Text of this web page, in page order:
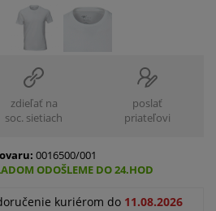
zdieľať na
soc. sietiach
poslať
priateľovi
0016500/001
ODOŠLEME DO 24.HOD
kuriérom do 11.08.2026